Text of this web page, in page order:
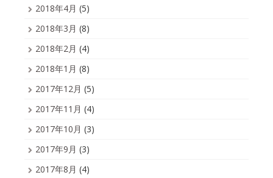
2018年4月 (5)
2018年3月 (8)
2018年2月 (4)
2018年1月 (8)
2017年12月 (5)
2017年11月 (4)
2017年10月 (3)
2017年9月 (3)
2017年8月 (4)